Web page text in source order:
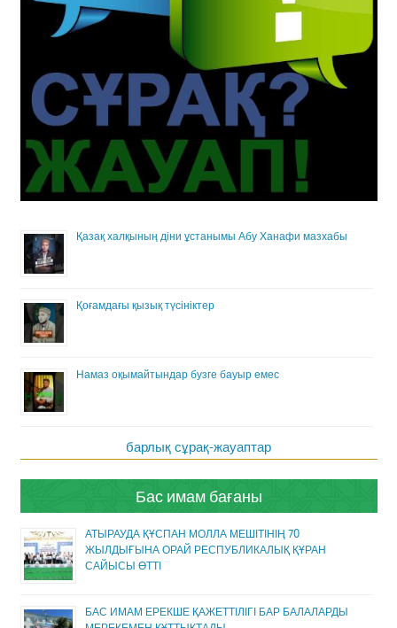
Қазақ халқының діни ұстанымы Абу Ханафи мазхабы
Қоғамдағы қызық түсініктер
Намаз оқымайтындар бузге бауыр емес
барлық сұрақ-жауаптар
Бас имам бағаны
АТЫРАУДА ҚҰСПАН МОЛЛА МЕШІТІНІҢ 70
ЖЫЛДЫҒЫНА ОРАЙ РЕСПУБЛИКАЛЫҚ ҚҰРАН
САЙЫСЫ ӨТТІ
БАС ИМАМ ЕРЕКШЕ ҚАЖЕТТІЛІГІ БАР БАЛАЛАРДЫ